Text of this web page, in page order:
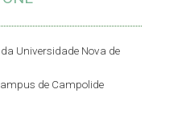
Universidade Nova de
de Campolide